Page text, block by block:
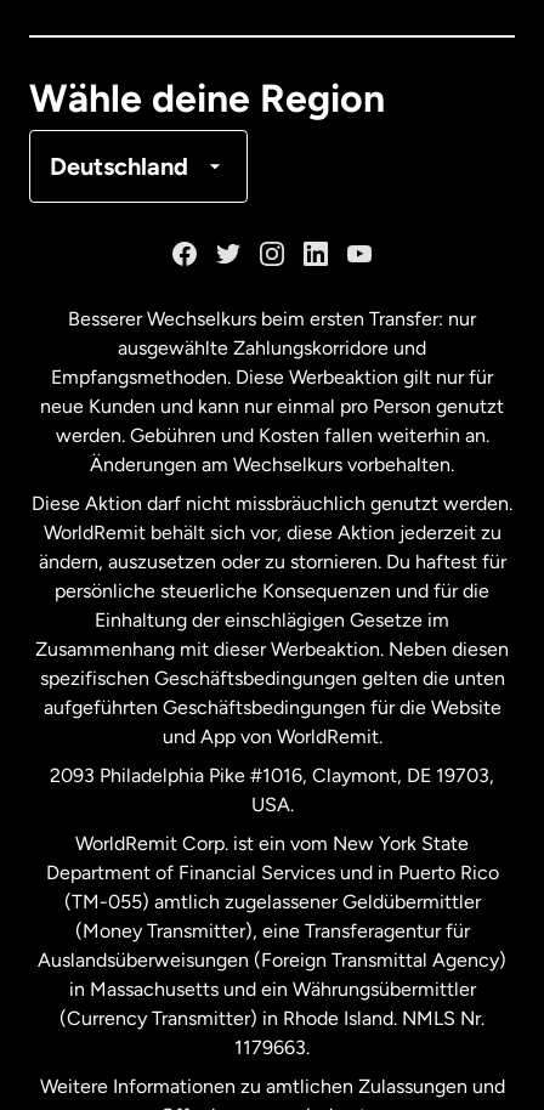
Wähle deine Region
Deutschland
Malaysia
Neuseeland
Niederlande
Schweden
Spanien
Vereinigte Staaten English
Vereinigte Staaten
Vereinigtes Königreich
Besserer Wechselkurs beim ersten Transfer: nur
ausgewählte Zahlungskorridore und
Empfangsmethoden. Diese Werbeaktion gilt nur für
neue Kunden und kann nur einmal pro Person genutzt
werden. Gebühren und Kosten fallen weiterhin an.
Änderungen am Wechselkurs vorbehalten.
Diese Aktion darf nicht missbräuchlich genutzt werden.
WorldRemit behält sich vor, diese Aktion jederzeit zu
ändern, auszusetzen oder zu stornieren. Du haftest für
persönliche steuerliche Konsequenzen und für die
Einhaltung der einschlägigen Gesetze im
Zusammenhang mit dieser Werbeaktion. Neben diesen
spezifischen Geschäftsbedingungen gelten die unten
aufgeführten Geschäftsbedingungen für die Website
und App von WorldRemit.
2093 Philadelphia Pike #1016, Claymont, DE 19703,
USA.
WorldRemit Corp. ist ein vom New York State
Department of Financial Services und in Puerto Rico
(TM-055) amtlich zugelassener Geldübermittler
(Money Transmitter), eine Transferagentur für
Auslandsüberweisungen (Foreign Transmittal Agency)
in Massachusetts und ein Währungsübermittler
(Currency Transmitter) in Rhode Island. NMLS Nr.
1179663.
Weitere Informationen zu amtlichen Zulassungen und